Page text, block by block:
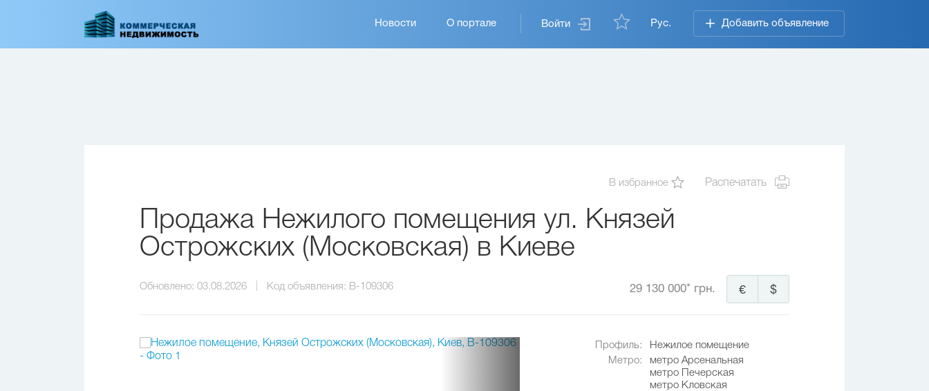
Войти Рус. Добавить объявление
Основная
навигация
Новости О портале
В избранное Распечатать
Продажа Нежилого помещения ул. Князей
Острожских (Московская) в Киеве
Обновлено: 03.08.2026 Код объявления: B-109306 29 130 000* грн. $
€
Профиль:
Нежилое помещение
Метро:
метро Арсенальная
метро Печерская
метро Кловская